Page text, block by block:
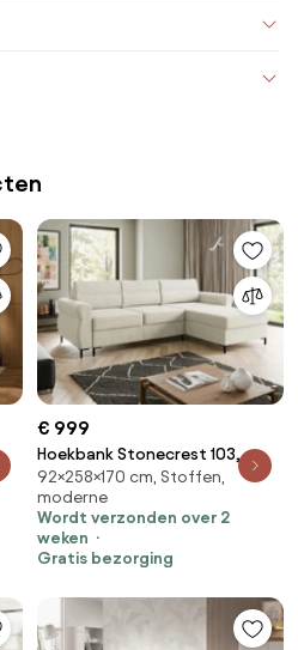
€ 999
Hoekbank Stonecrest 103,
Aanwezig, Aanwezig,
258x170x92cm, 124 kg, Poten:
Kunststof, Metaal
92×258×170 cm, Stoffen,
moderne
Wordt verzonden over 2
weken
Gratis bezorging